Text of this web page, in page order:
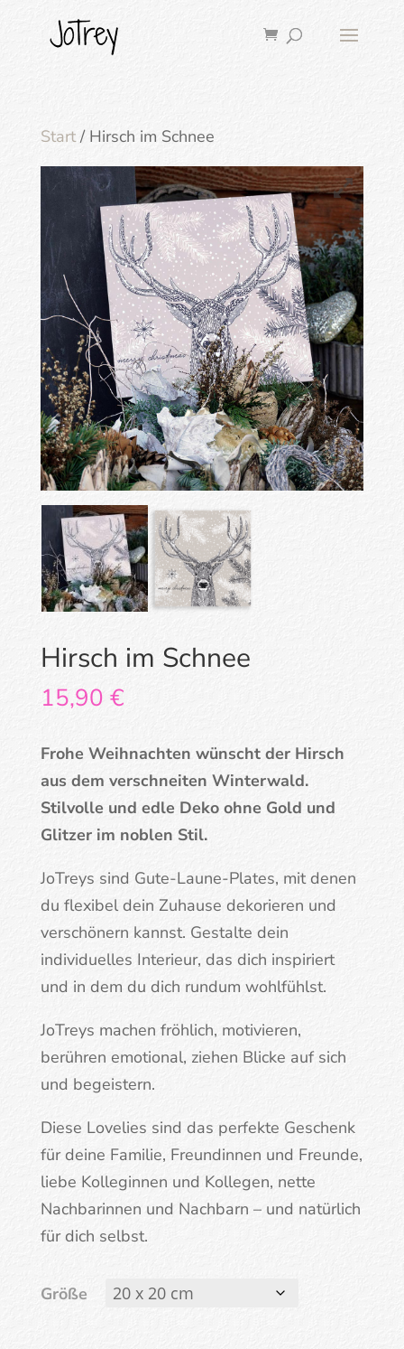
Start/ Hirsch im Schnee
Hirsch im Schnee
15,90 €
Frohe Weihnachten wünscht der Hirsch
aus dem verschneiten Winterwald.
Stilvolle und edle Deko ohne Gold und
Glitzer im noblen Stil.
JoTreys sind Gute-Laune-Plates, mit denen
du flexibel dein Zuhause dekorieren und
verschönern kannst. Gestalte dein
individuelles Interieur, das dich inspiriert
und in dem du dich rundum wohlfühlst.
JoTreys machen fröhlich, motivieren,
berühren emotional, ziehen Blicke auf sich
und begeistern.
Diese Lovelies sind das perfekte Geschenk
für deine Familie, Freundinnen und Freunde,
liebe Kolleginnen und Kollegen, nette
Nachbarinnen und Nachbarn – und natürlich
für dich selbst.
Größe